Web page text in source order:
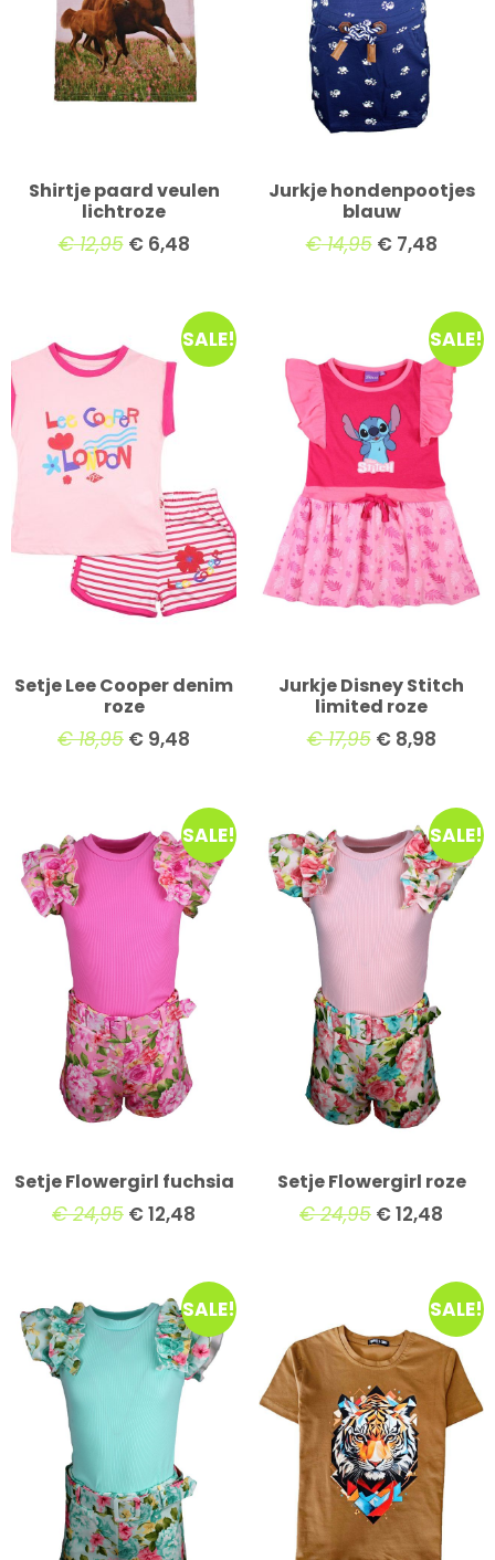
Shirtje paard veulen
lichtroze
€12,95 €6,48
Jurkje hondenpootjes
blauw
€14,95 €7,48
SALE!
Setje Lee Cooper denim
roze
€18,95 € 9,48
SALE!
Jurkje Disney Stitch
limited roze
€17,95 €8,98
SALE!
Setje Flowergirl fuchsia
€24,95 €12,48
SALE!
Setje Flowergirl roze
€24,95 €12,48
SALE! SALE!